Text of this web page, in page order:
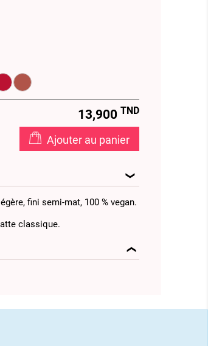
EL961444.11
EL961448.12
13,900 TND
Ajouter au panier
fini semi-mat, 100 % vegan.
classique.